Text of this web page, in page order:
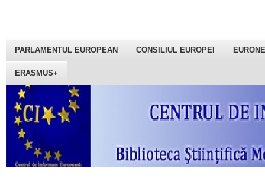
PARLAMENTUL EUROPEAN CONSILIUL EUROPEI
ERASMUS+